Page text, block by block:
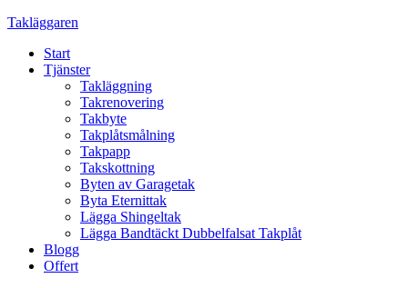
Skip
content
Takläggaren
Start
Tjänster
Takläggning
Takrenovering
Takbyte
Takplåtsmålning
Takpapp
Takskottning
Byten av Garagetak
Byta Eternittak
Lägga Shingeltak
Lägga Bandtäckt Dubbelfalsat Takplåt
Blogg
Offert